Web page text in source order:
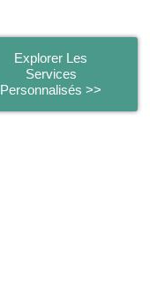
Explorer Les
Services
Personnalisés >>